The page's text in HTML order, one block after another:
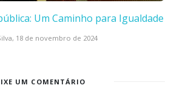
Um Caminho para Igualdade
18 de novembro de 2024
UM COMENTÁRIO